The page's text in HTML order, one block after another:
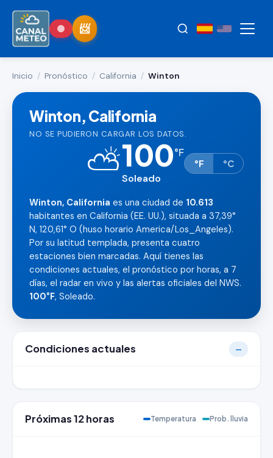
Inicio / Pronóstico / California / Winton
Winton, California
NO SE PUDIERON CARGAR LOS DATOS.
⛅100°F
Soleado
°F °C
Winton, California es una ciudad de 10.613
habitantes en California (EE. UU.), situada a 37,39°
N, 120,61° O (huso horario America/Los_Angeles).
Por su latitud templada, presenta cuatro
estaciones bien marcadas. Aquí tienes las
condiciones actuales, el pronóstico por horas, a 7
días, el radar en vivo y las alertas oficiales del NWS.
100°F, Soleado.
Condiciones actuales —
Próximas 12 horas Temperatura Prob. lluvia